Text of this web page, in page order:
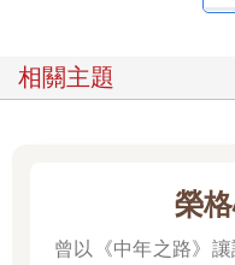
根帶回家，放進鍋裡煎……
廣告詞「邁奇喜歡它！」
櫃裡。
唱著她可以把培根帶回家
記他是男人。她在一天當
襯衫和長褲掌廚，最後換
相關主題
榮
曾以《中年之路》